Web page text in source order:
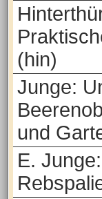
(hin)
Junge:
und
E.